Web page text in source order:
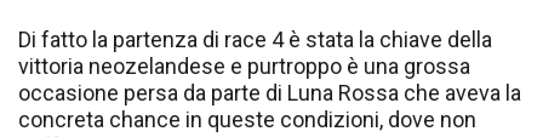
Di fatto la partenza di race 4 è stata la chiave della
vittoria neozelandese e purtroppo è una grossa
occasione persa da parte di Luna Rossa che aveva la
concreta chance in queste condizioni, dove non